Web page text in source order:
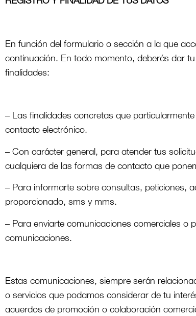
En función del formulario o sección a la que
continuación. En todo momento, deberás dar
finalidades:
– Las finalidades concretas que
contacto electrónico.
– Con carácter general, para atender tus
cualquiera de las formas de contacto que
– Para informarte sobre consultas, peticiones,
proporcionado, sms y mms.
– Para enviarte comunicaciones comerciales o
comunicaciones.
Estas comunicaciones, siempre serán
o servicios que podamos considerar de tu
acuerdos de promoción o colaboración